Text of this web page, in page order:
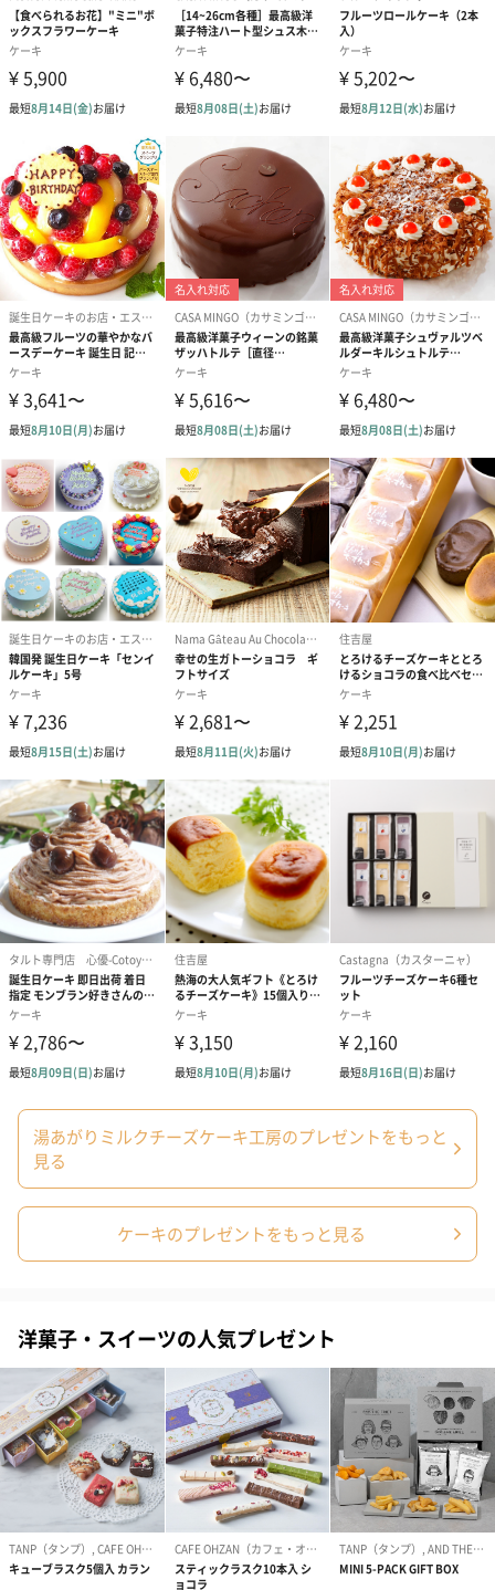
限
アレルゲン情
報
乳・ゼラチン
原材料
生クリーム（国内製造）、牛乳、クリームチーズ、カ
抹茶（埼玉県産）、ゼラチン/ゲル化剤（増粘多糖類）
配送方法（常
温・冷凍・冷
蔵）
冷凍
内容量 6個入り（1個80g）
湯あがりミルクチーズケーキ工房のプレゼントをもっと
見る
ケーキのプレゼントをもっと見る
洋菓子・スイーツの人気プレゼント